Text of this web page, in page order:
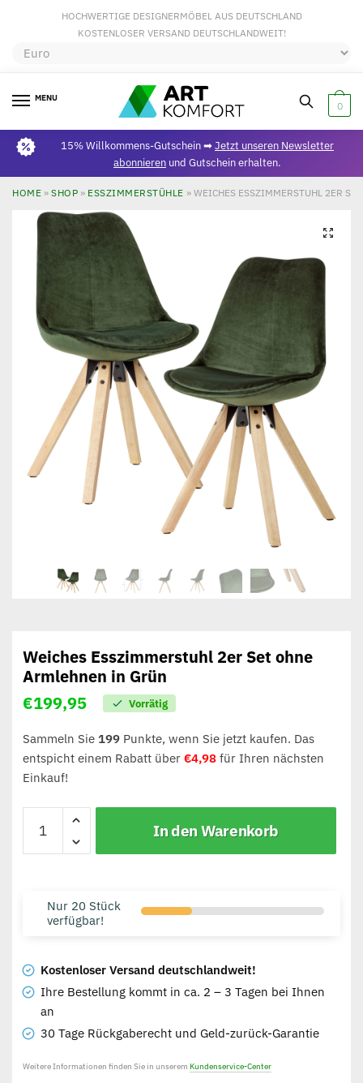
HOCHWERTIGE DESIGNERMÖBEL AUS DEUTSCHLAND
KOSTENLOSER VERSAND DEUTSCHLANDWEIT!
MENU
0
15% Willkommens-Gutschein ➡Jetzt unseren Newsletter
abonnieren und Gutschein erhalten.
HOME » SHOP » ESSZIMMERSTÜHLE » WEICHES ESSZIMMERSTUHL 2ER
🔍
Weiches Esszimmerstuhl 2er Set ohne
Armlehnen in Grün
€199,95 Vorrätig
Sammeln Sie 199Punkte, wenn Sie jetzt kaufen. Das
entspicht einem Rabatt über €4,98für Ihren nächsten
Einkauf!
In den Warenkorb
Nur 20 Stück
verfügbar!
Kostenloser Versand deutschlandweit!
Ihre Bestellung kommt in ca. 2 – 3 Tagen bei Ihnen
an
30 Tage Rückgaberecht und Geld-zurück-Garantie
Weitere Informationen finden Sie in unserem Kundenservice-Center